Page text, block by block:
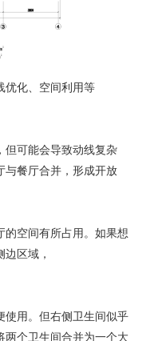
优化、空间利用等
但可能会导致动线复杂
与餐厅合并，形成开放
的空间有所占用。如果想
区域，
使用。但右侧卫生间似乎
两个卫生间合并为一个大